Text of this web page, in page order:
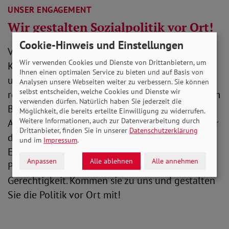
UNSER ENGAGEMENT
Wir gestalten Sozialpolitik vor Ort!
Vertreterinnen und Vertreter der SoVD-
Kreisverbände und -Ortsverbände bringen sich
unmittelbar in die Politik auf lokaler und
regionaler Ebene ein. Sie sind überparteilich zum
Beispiel in Beiräten, Ausschüssen und
Arbeitskreisen vertreten und setzen sich dort für
die Rechte von Menschen mit Behinderung,
Erwerbslosen, Rentnerinnen und Rentnern und
Pflegebedürftigen ein -- für mehr soziale
Gerechtigkeit. Kommen sie zu uns und gestalten
Sie die Politik vor Ort mit!
Cookie-Hinweis und Einstellungen
Wir verwenden Cookies und Dienste von Drittanbietern, um
Ihnen einen optimalen Service zu bieten und auf Basis von
Analysen unsere Webseiten weiter zu verbessern. Sie können
selbst entscheiden, welche Cookies und Dienste wir
verwenden dürfen. Natürlich haben Sie jederzeit die
Möglichkeit, die bereits erteilte Einwilligung zu widerrufen.
Weitere Informationen, auch zur Datenverarbeitung durch
Drittanbieter, finden Sie in unserer Datenschutzerklärung
und im Impressum.
Anpassen Alle ablehnen Alle annehmen